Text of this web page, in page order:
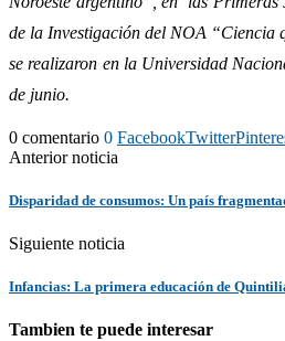
de la Investigación del NOA “Ciencia
se realizaron en la Universidad
de junio.
0 comentario 0 FacebookTwitter
Anterior noticia
Disparidad de consumos: Un país
Siguiente noticia
Infancias: La primera educación de
Tambien te puede interesar